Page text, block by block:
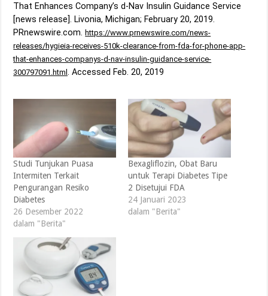
That Enhances Company’s d-Nav Insulin Guidance Service
[news release]. Livonia, Michigan; February 20, 2019.
PRnewswire.com. https://www.prnewswire.com/news-
releases/hygieia-receives-510k-clearance-from-fda-for-phone-app-
that-enhances-companys-d-nav-insulin-guidance-service-
300797091.html . Accessed Feb. 20, 2019
Studi Tunjukan Puasa
Intermiten Terkait
Pengurangan Resiko
Diabetes
26 Desember 2022
dalam "Berita"
Bexagliflozin, Obat Baru
untuk Terapi Diabetes Tipe
2 Disetujui FDA
24 Januari 2023
dalam "Berita"